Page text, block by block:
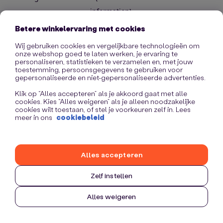
information).
Betere winkelervaring met cookies
Wij gebruiken cookies en vergelijkbare technologieën om
onze webshop goed te laten werken, je ervaring te
personaliseren, statistieken te verzamelen en, met jouw
toestemming, persoonsgegevens te gebruiken voor
gepersonaliseerde en niet-gepersonaliseerde advertenties.
Klik op “Alles accepteren” als je akkoord gaat met alle
cookies. Kies “Alles weigeren” als je alleen noodzakelijke
cookies wilt toestaan, of stel je voorkeuren zelf in. Lees
meer in ons cookiebeleid
Zelf instellen
Alles weigeren
Alles accepteren